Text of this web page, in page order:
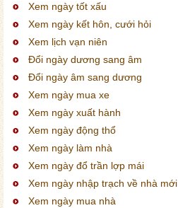
Xem ngày tốt xấu
Xem ngày kết hôn, cưới hỏi
Xem lịch vạn niên
Đổi ngày dương sang âm
Đổi ngày âm sang dương
Xem ngày mua xe
Xem ngày xuất hành
Xem ngày động thổ
Xem ngày làm nhà
Xem ngày đổ trần lợp mái
Xem ngày nhập trạch về nhà mới
Xem ngày mua nhà